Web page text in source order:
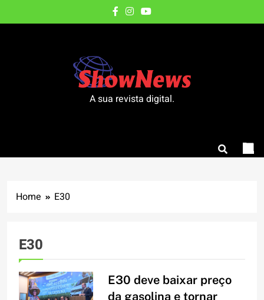
to
A sua revista digital.
Home E30
E30
E30 deve baixar preço
da gasolina e tornar